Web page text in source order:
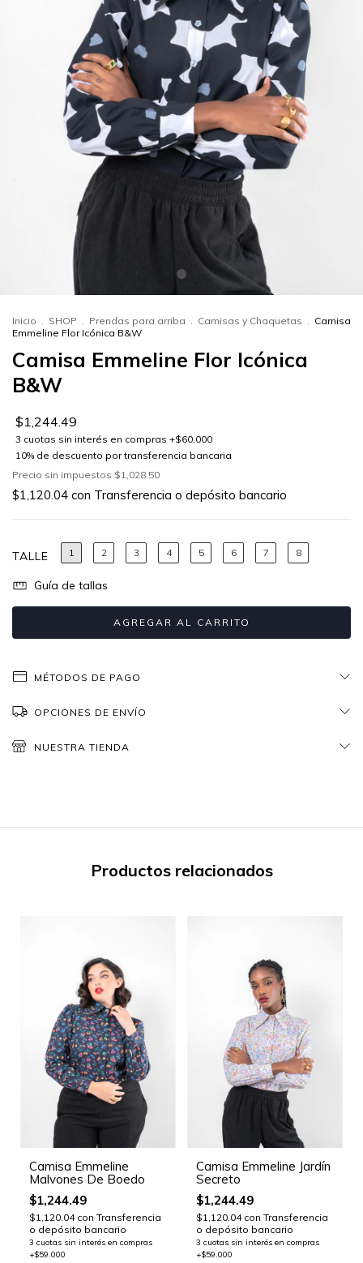
Inicio . SHOP . Prendas para arriba . Camisas y Chaquetas . Camisa
Emmeline Flor Icónica B&W
Camisa Emmeline Flor Icónica
B&W
$1,244.49
Precio sin impuestos $1,028.50
$1,120.04 con Transferencia o depósito bancario
TALLE 1 2 3 4 5 6 7 8
Guía de tallas
MÉTODOS DE PAGO
OPCIONES DE ENVÍO
NUESTRA TIENDA
Productos relacionados
Camisa Emmeline
Malvones De Boedo
$1,244.49
$1,120.04 con Transferencia
o depósito bancario
Camisa Emmeline Jardín
Secreto
$1,244.49
$1,120.04 con Transferencia
o depósito bancario